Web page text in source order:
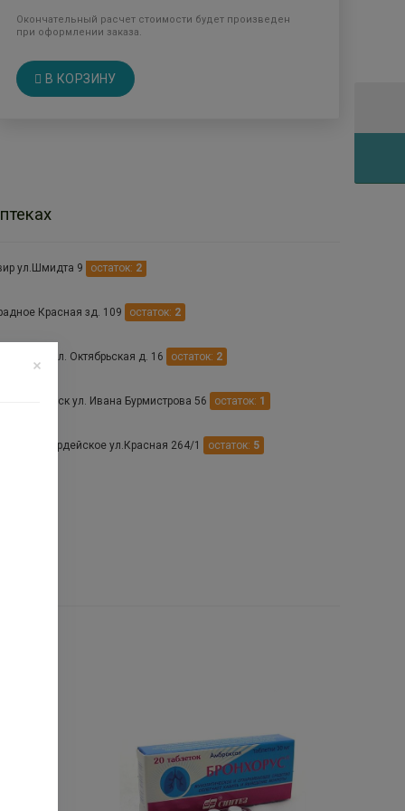
Окончательный расчет стоимости будет произведен
при оформлении заказа.
В КОРЗИНУ
ул.Шмидта 9 остаток: 2
Красная зд. 109 остаток: 2
ул. Октябрьская д. 16 остаток: 2
Михайловск ул. Ивана Бурмистрова 56 остаток: 1
ул.Красная 264/1 остаток: 5
ул.Краснофлотская 103
ул. Маяковского 3Б
ул. Пирогова д.5а к2 остаток:1
ул. Ленина 470 А Круглосуточно остаток:1